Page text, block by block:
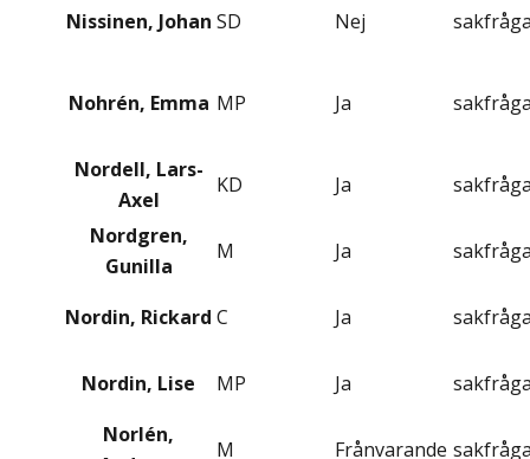
Nissinen, Johan SD Nej
Nohrén, Emma MP Ja
Nordell, Lars-
Axel
KD Ja
Nordgren,
Gunilla
M Ja
Nordin, Rickard C Ja
Nordin, Lise MP Ja
Norlén,
M Frånvarande